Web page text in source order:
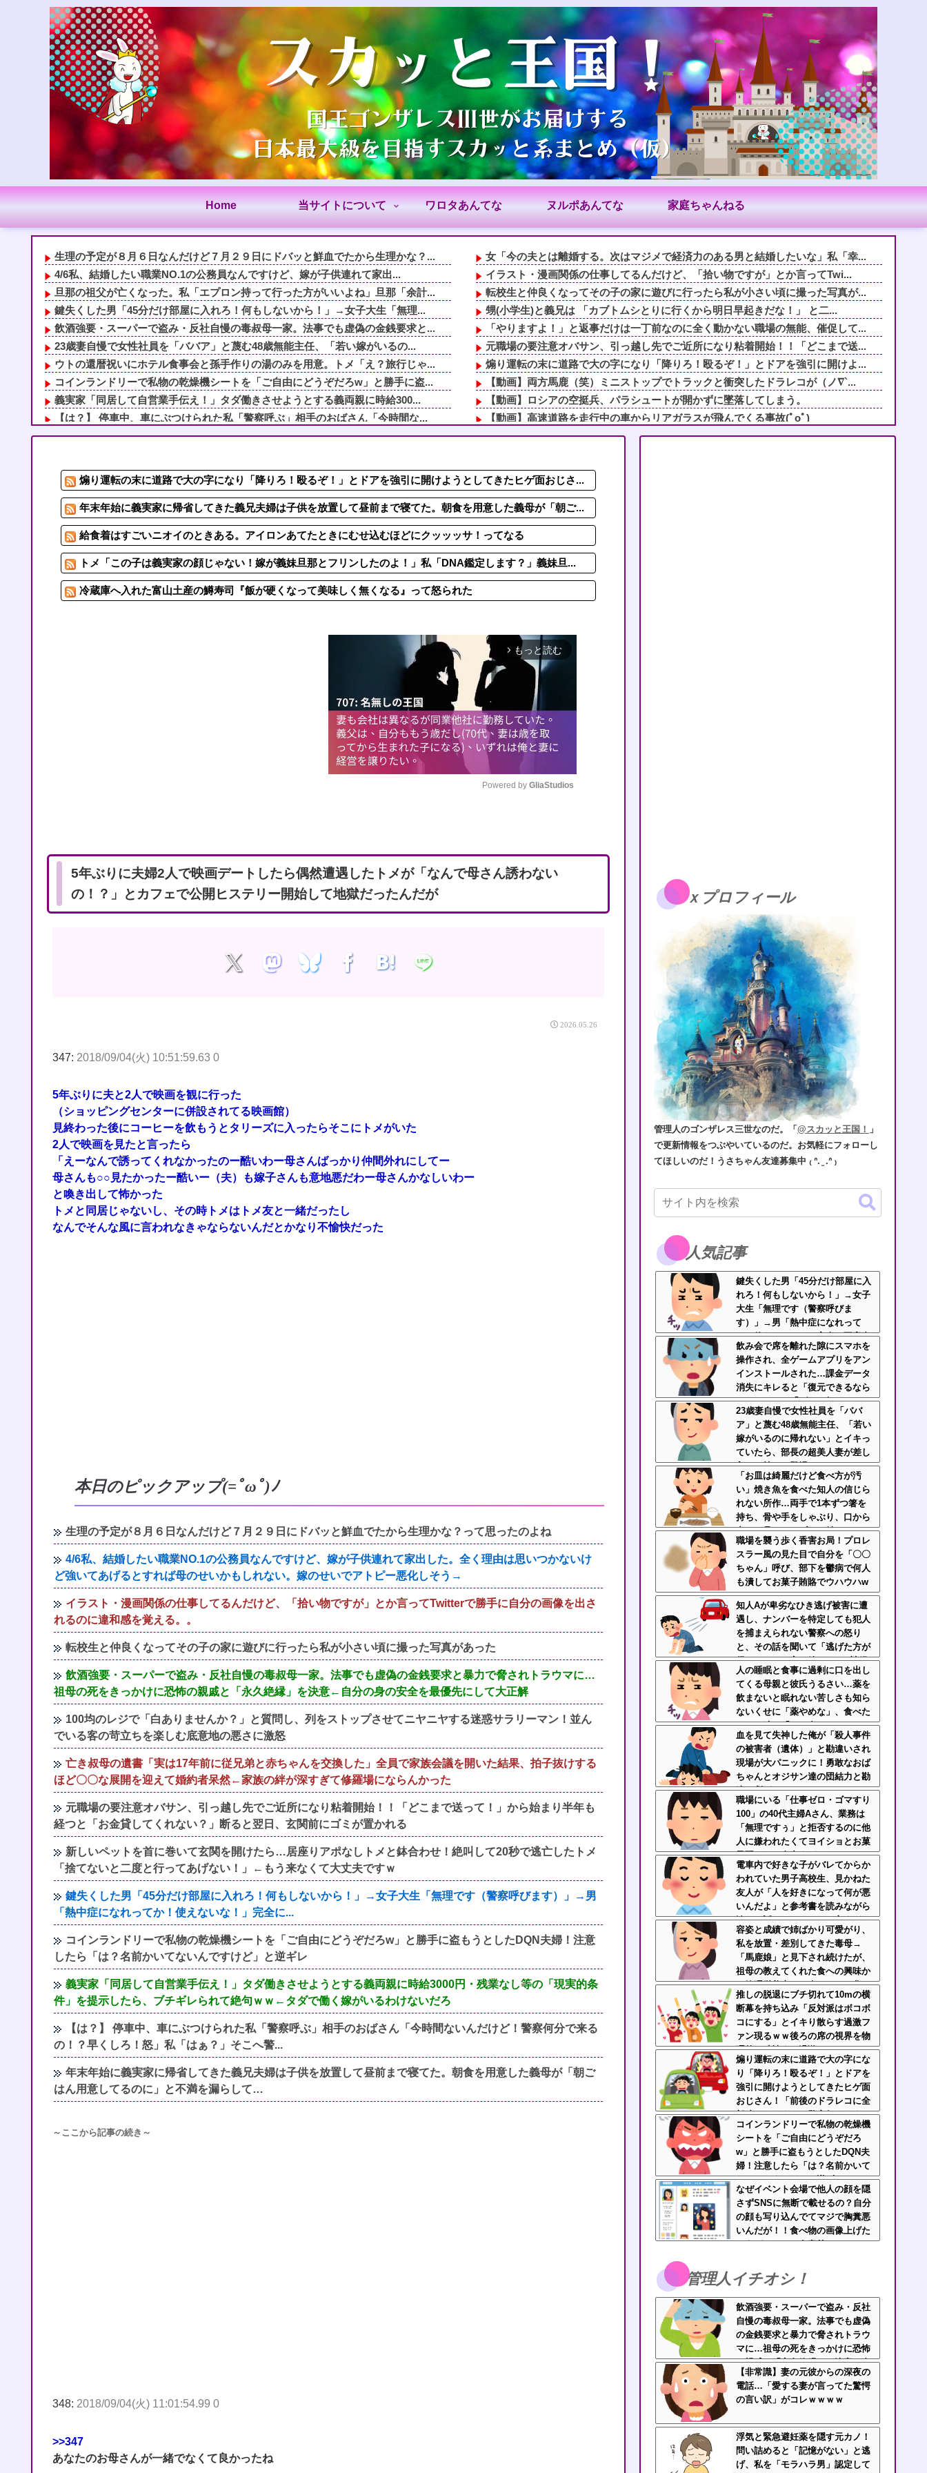
Home 当サイトについて ワロタあんてな ヌルポあんてな 家庭ちゃんねる
生理の予定が８月６日なんだけど７月２９日にドバッと鮮血でたから生理かな？...
4/6私、結婚したい職業NO.1の公務員なんですけど、嫁が子供連れて家出...
旦那の祖父が亡くなった。私「エプロン持って行った方がいいよね」旦那「余計...
鍵失くした男「45分だけ部屋に入れろ！何もしないから！」→女子大生「無理...
飲酒強要・スーパーで盗み・反社自慢の毒叔母一家。法事でも虚偽の金銭要求と...
23歳妻自慢で女性社員を「ババア」と蔑む48歳無能主任、「若い嫁がいるの...
ウトの還暦祝いにホテル食事会と孫手作りの湯のみを用意。トメ「え？旅行じゃ...
コインランドリーで私物の乾燥機シートを「ご自由にどうぞだろw」と勝手に盗...
義実家「同居して自営業手伝え！」タダ働きさせようとする義両親に時給300...
【は？】 停車中、車にぶつけられた私「警察呼ぶ」相手のおばさん「今時間な...
【悲報】 ワイ「ラーメン一袋だけじゃ足らんわ！二袋作ったろ！」→結果ｗｗ...
6/6私、結婚したい職業NO.1の公務員なんですけど、嫁が子供連れて家出...
義実家「同居して自営業手伝え！」タダ働きさせようとする義両親に時給300...
鍵失くした男「45分だけ部屋に入れろ！何もしないから！」→女子大生「無理...
女「今の夫とは離婚する。次はマジメで経済力のある男と結婚したいな」私「幸...
イラスト・漫画関係の仕事してるんだけど、「拾い物ですが」とか言ってTwi...
転校生と仲良くなってその子の家に遊びに行ったら私が小さい頃に撮った写真が...
甥(小学生)と義兄は 「カブトムシとりに行くから明日早起きだな！」 と二...
「やりますよ！」と返事だけは一丁前なのに全く動かない職場の無能、催促して...
元職場の要注意オバサン、引っ越し先でご近所になり粘着開始！！「どこまで送...
煽り運転の末に道路で大の字になり「降りろ！殴るぞ！」とドアを強引に開けよ...
【動画】両方馬鹿（笑）ミニストップでトラックと衝突したドラレコが（ノ∇`...
【動画】ロシアの空挺兵、パラシュートが開かずに墜落してしまう。
【動画】高速道路を走行中の車からリアガラスが飛んでくる事故(ﾟoﾟ)
妹はメシマズギャクギレ―ゼだから絶対後悔するぞって忠告したのに、「少しず...
小さいフランス料理店をやっているのだが、ケチ主婦団体に「子持ちの主婦を大...
煽り運転の末に道路で大の字になり「降りろ！殴るぞ！」とドアを強引に開けよ...
【画像】雪に戯れる？雪中行軍？【再】
煽り運転の末に道路で大の字になり「降りろ！殴るぞ！」とドアを強引に開けようとしてきたヒゲ面おじさ...
年末年始に義実家に帰省してきた義兄夫婦は子供を放置して昼前まで寝てた。朝食を用意した義母が「朝ご...
給食着はすごいニオイのときある。アイロンあてたときにむせ込むほどにクッッッサ！ってなる
トメ「この子は義実家の顔じゃない！嫁が義妹旦那とフリンしたのよ！」私「DNA鑑定します？」義妹旦...
冷蔵庫へ入れた富山土産の鱒寿司『飯が硬くなって美味しく無くなる』って怒られた
arrow_forward_ios もっと読む
e
Powered by GliaStudios
5年ぶりに夫婦2人で映画デートしたら偶然遭遇したトメが「なんで母さん誘わない
の！？」とカフェで公開ヒステリー開始して地獄だったんだが
2026.05.26
347: 2018/09/04(火) 10:51:59.63 0
5年ぶりに夫と2人で映画を観に行った
（ショッピングセンターに併設されてる映画館）
見終わった後にコーヒーを飲もうとタリーズに入ったらそこにトメがいた
2人で映画を見たと言ったら
「えーなんで誘ってくれなかったのー酷いわー母さんばっかり仲間外れにしてー
母さんも○○見たかったー酷いー（夫）も嫁子さんも意地悪だわー母さんかなしいわー
と喚き出して怖かった
トメと同居じゃないし、その時トメはトメ友と一緒だったし
なんでそんな風に言われなきゃならないんだとかなり不愉快だった
本日のピックアップ(=ﾟωﾟ)ﾉ
生理の予定が８月６日なんだけど７月２９日にドバッと鮮血でたから生理かな？って思ったのよね
4/6私、結婚したい職業NO.1の公務員なんですけど、嫁が子供連れて家出した。全く理由は思いつかないけ
ど強いてあげるとすれば母のせいかもしれない。嫁のせいでアトピー悪化しそう→
イラスト・漫画関係の仕事してるんだけど、「拾い物ですが」とか言ってTwitterで勝手に自分の画像を出さ
れるのに違和感を覚える。。
転校生と仲良くなってその子の家に遊びに行ったら私が小さい頃に撮った写真があった
飲酒強要・スーパーで盗み・反社自慢の毒叔母一家。法事でも虚偽の金銭要求と暴力で脅されトラウマに…
祖母の死をきっかけに恐怖の親戚と「永久絶縁」を決意←自分の身の安全を最優先にして大正解
100均のレジで「白ありませんか？」と質問し、列をストップさせてニヤニヤする迷惑サラリーマン！並ん
でいる客の苛立ちを楽しむ底意地の悪さに激怒
亡き叔母の遺書「実は17年前に従兄弟と赤ちゃんを交換した」全員で家族会議を開いた結果、拍子抜けする
ほど〇〇な展開を迎えて婚約者呆然←家族の絆が深すぎて修羅場にならんかった
元職場の要注意オバサン、引っ越し先でご近所になり粘着開始！！「どこまで送って！」から始まり半年も
経つと「お金貸してくれない？」断ると翌日、玄関前にゴミが置かれる
新しいペットを首に巻いて玄関を開けたら…居座りアポなしトメと鉢合わせ！絶叫して20秒で逃亡したトメ
「捨てないと二度と行ってあげない！」←もう来なくて大丈夫ですｗ
鍵失くした男「45分だけ部屋に入れろ！何もしないから！」→女子大生「無理です（警察呼びます）」→男
「熱中症になれってか！使えないな！」完全に...
コインランドリーで私物の乾燥機シートを「ご自由にどうぞだろw」と勝手に盗もうとしたDQN夫婦！注意
したら「は？名前かいてないんですけど」と逆ギレ
義実家「同居して自営業手伝え！」タダ働きさせようとする義両親に時給3000円・残業なし等の「現実的条
件」を提示したら、ブチギレられて絶句ｗｗ←タダで働く嫁がいるわけないだろ
【は？】 停車中、車にぶつけられた私「警察呼ぶ」相手のおばさん「今時間ないんだけど！警察何分で来る
の！？早くしろ！怒」私「はぁ？」そこへ警...
年末年始に義実家に帰省してきた義兄夫婦は子供を放置して昼前まで寝てた。朝食を用意した義母が「朝ご
はん用意してるのに」と不満を漏らして…
～ここから記事の続き～
348: 2018/09/04(火) 11:01:54.99 0
>>347
あなたのお母さんが一緒でなくて良かったね
ｘプロフィール
管理人のゴンザレス三世なのだ。「@スカッと王国！ 」
で更新情報をつぶやいているのだ。お気軽にフォローし
てほしいのだ！うさちゃん友達募集中 ₍ ᐢ. ̫ .ᐢ ₎
人気記事
鍵失くした男「45分だけ部屋に入
れろ！何もしないから！」→女子
大生「無理です（警察呼びま
す）」→男「熱中症になれって
か！使えないな！」完全に不審者
で草ｗｗｗ
飲み会で席を離れた隙にスマホを
操作され、全ゲームアプリをアン
インストールされた…課金データ
消失にキレると「復元できるなら
いいじゃん」「ゲーム如きで」と
逆ギレして帰走
23歳妻自慢で女性社員を「ババ
ア」と蔑む48歳無能主任、「若い
嫁がいるのに帰れない」とイキっ
ていたら、部長の超美人妻が差し
入れを持って登場ｗｗｗｗ
「お皿は綺麗だけど食べ方が汚
い」焼き魚を食べた知人の信じら
れない所作…両手で1本ずつ箸を
持ち、骨や手をしゃぶり、口から
出した骨をテーブルに並べ
る・・・
職場を襲う歩く香害お局！プロレ
スラー風の見た目で自分を「〇〇
ちゃん」呼び、部下を鬱病で何人
も潰してお菓子賄賂でウハウハw
ｗｗ
知人Aが卑劣なひき逃げ被害に遭
遇し、ナンバーを特定しても犯人
を捕まえられない警察への怒り
と、その話を聞いて「逃げた方が
得じゃん」と言い放ったBの神経
がわからん
人の睡眠と食事に過剰に口を出し
てくる母親と彼氏うるさい…薬を
飲まないと眠れない苦しさも知ら
ないくせに「薬やめな」、食べた
くない時に「一口食べて」としつ
こい無神経すぎる！！
血を見て失神した俺が「殺人事件
の被害者（遺体）」と勘違いされ
現場が大パニックに！勇敢なおば
ちゃんとオジサン達の団結力と勘
違い劇がこちらｗｗ
職場にいる「仕事ゼロ・ゴマすり
100」の40代主婦Aさん、業務は
「無理ですぅ」と拒否するのに他
人に嫌われたくてヨイショとお菓
子配りだけ全力すぎる
電車内で好きな子がバレてからか
われていた男子高校生、見かねた
友人が「人を好きになって何が悪
いんだよ」と参考書を読みながら
淡々と話してた←カッコ良すぎだ
ろ
容姿と成績で姉ばかり可愛がり、
私を放置・差別してきた毒母→
「馬鹿娘」と見下され続けたが、
祖母の教えてくれた食への興味か
ら管理栄養士に→今はニート化し
た姉と毒母に幸せな姿を見せつけ
てるｗｗｗ
推しの脱退にブチ切れて10mの横
断幕を持ち込み「反対派はボコボ
コにする」とイキり散らす過激フ
ァン現るｗｗ後ろの席の視界を物
理的に破壊する過激ファンにイラ
イラが止まらん
煽り運転の末に道路で大の字にな
り「降りろ！殴るぞ！」とドアを
強引に開けようとしてきたヒゲ面
おじさん！「前後のドラレコに全
部映ってますよ？警察行きます
ね」と伝えたら半泣きで謝罪ｗｗ
コインランドリーで私物の乾燥機
シートを「ご自由にどうぞだろ
w」と勝手に盗もうとしたDQN夫
婦！注意したら「は？名前かいて
ないんですけど」と逆ギレ
なぜイベント会場で他人の顔を隠
さずSNSに無断で載せるの？自分
の顔も写り込んでてマジで胸糞悪
いんだが！！食べ物の画像上げた
ほうがよっぽど有意義だわ
管理人イチオシ！
飲酒強要・スーパーで盗み・反社
自慢の毒叔母一家。法事でも虚偽
の金銭要求と暴力で脅されトラウ
マに…祖母の死をきっかけに恐怖
の親戚と「永久絶縁」を決意←自
分の身の安全を最優先にして大正
解
【非常識】妻の元彼からの深夜の
電話…「愛する妻が言ってた驚愕
の言い訳」がコレｗｗｗｗ
浮気と緊急避妊薬を隠す元カノ！
問い詰めると「記憶がない」と逃
げ、私を「モラハラ男」認定して